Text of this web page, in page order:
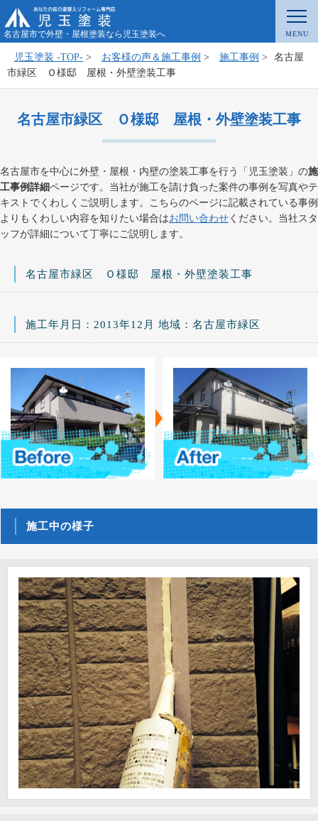
名古屋市で外壁・屋根塗装なら児玉塗装へ
児玉塗装 -TOP- > お客様の声＆施工事例 > 施工事例 >
名古屋
市緑区 Ｏ様邸 屋根・外壁塗装工事
名古屋市緑区 Ｏ様邸 屋根・外壁塗装工事
名古屋市を中心に外壁・屋根・内壁の塗装工事を行う「児玉塗装」の施
工事例詳細ページです。当社が施工を請け負った案件の事例を写真やテ
キストでくわしくご説明します。こちらのページに記載されている事例
よりもくわしい内容を知りたい場合はお問い合わせ ください。当社スタ
ッフが詳細について丁寧にご説明します。
名古屋市緑区 Ｏ様邸 屋根・外壁塗装工事
施工年月日：2013年12月 地域：名古屋市緑区
施工中の様子